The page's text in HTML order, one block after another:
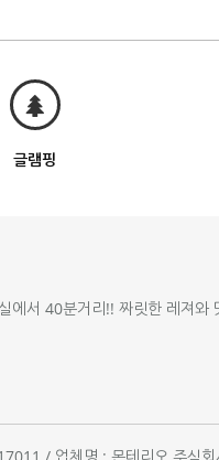
글램핑
에서 40분거리!! 짜릿한 레져와